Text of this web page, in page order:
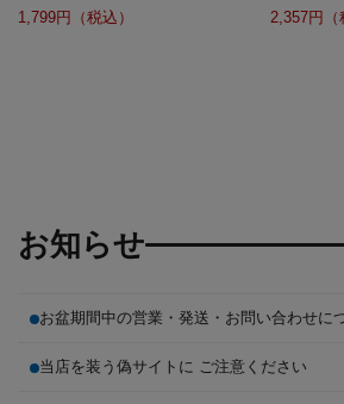
1,799円（税込）
2,357円（
お知らせ
お盆期間中の営業・発送・お問い合わせに
当店を装う偽サイトに ご注意ください